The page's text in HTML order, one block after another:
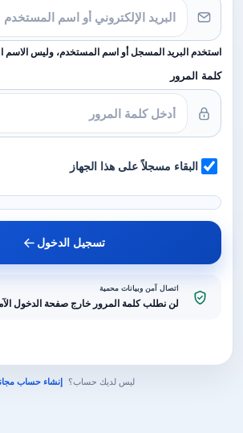
استخدم البريد المسجل أو اسم المستخدم، وليس
كلمة المرور
البقاء مسجلاً على هذا الجهاز
تسجيل الدخول
اتصال آمن وبيانات محمية
لن نطلب كلمة المرور خارج صفحة الدخول
ليس لديك حساب؟ إنشاء حساب